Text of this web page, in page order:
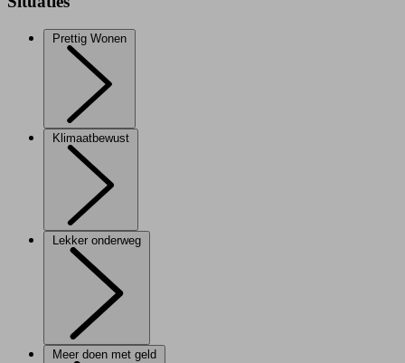
Prettig Wonen
Klimaatbewust
Lekker onderweg
Meer doen met geld